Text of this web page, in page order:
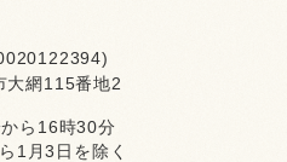
大網115番地2
ら16時30分
1月3日を除く